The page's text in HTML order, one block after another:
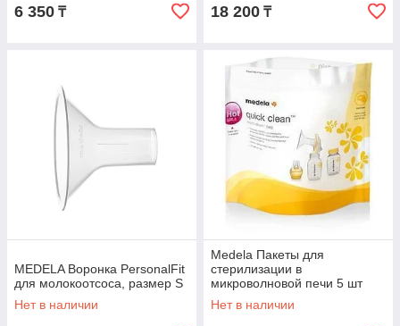
6 350 ₸ 18 200 ₸
MEDELA Воронка PersonalFit
для молокоотсоса, размер S
Нет в наличии
Medela Пакеты для
стерилизации в
микроволновой печи 5 шт
Нет в наличии